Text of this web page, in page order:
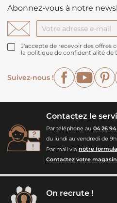
Abonnez-vous à notre
J'accepte de recevoir des
la politique de confidentialité de
Suivez-nous !
Facebook
Contactez le
Par téléphone au 04 26
du lundi au vendredi de 9h
Par mail via notre
Contactez votre magasin
On recrute !